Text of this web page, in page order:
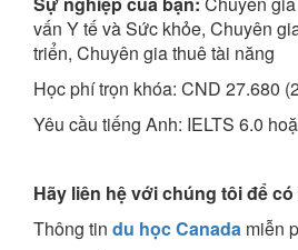
vấn Y tế và Sức khỏe, Chuyên
triển, Chuyên gia thuê tài năng
Học phí trọn khóa: CND 27.680
Yêu cầu tiếng Anh: IELTS 6.0
Hãy liên hệ với chúng tôi để
Thông tin du học Canada miễn